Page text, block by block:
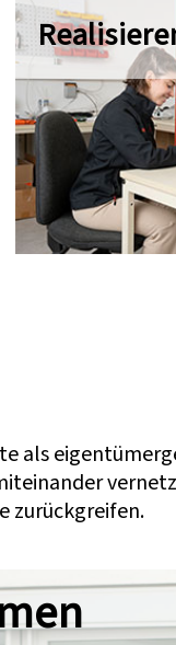
als
zurückgreifen.